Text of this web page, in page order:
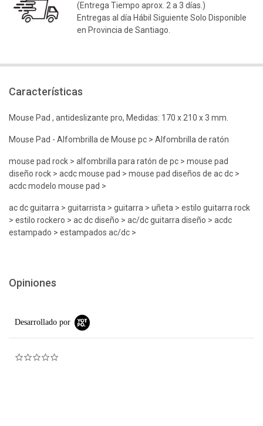
(Entrega Tiempo aprox. 2 a 3 días.)
Entregas al día Hábil Siguiente Solo Disponible
en Provincia de Santiago.
Características
Mouse Pad , antideslizante pro, Medidas: 170 x 210 x 3 mm.
Mouse Pad - Alfombrilla de Mouse pc > Alfombrilla de ratón
mouse pad rock > alfombrilla para ratón de pc > mouse pad
diseño rock > acdc mouse pad > mouse pad diseños de ac dc >
acdc modelo mouse pad >
ac dc guitarra > guitarrista > guitarra > uñeta > estilo guitarra rock
> estilo rockero > ac dc diseño > ac/dc guitarra diseño > acdc
estampado > estampados ac/dc >
Opiniones
Desarrollado por